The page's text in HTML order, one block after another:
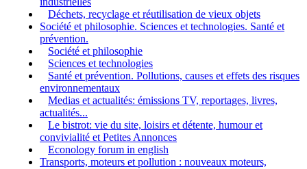
Déchets, recyclage et réutilisation de vieux objets
Société et philosophie. Sciences et technologies. Santé et
prévention.
Société et philosophie
Sciences et technologies
Santé et prévention. Pollutions, causes et effets des risques
environnementaux
Medias et actualités: émissions TV, reportages, livres,
actualités...
Le bistrot: vie du site, loisirs et détente, humour et
convivialité et Petites Annonces
Econology forum in english
Transports, moteurs et pollution : nouveaux moteurs,